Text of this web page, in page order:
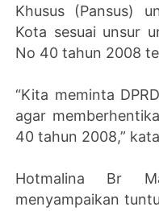
Khusus (Pansus)
Kota sesuai unsur
No 40 tahun 2008
“Kita meminta
agar
40 tahun 2008,”
Hotmalina Br
menyampaikan